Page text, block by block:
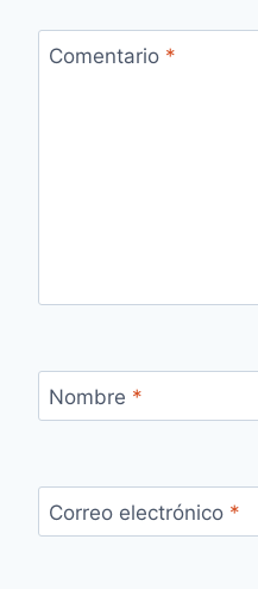
Comentario *
Nombre *
Correo electrónico *